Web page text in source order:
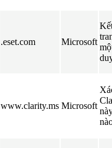
.eset.com Microsoft
www.clarity.ms Microsoft